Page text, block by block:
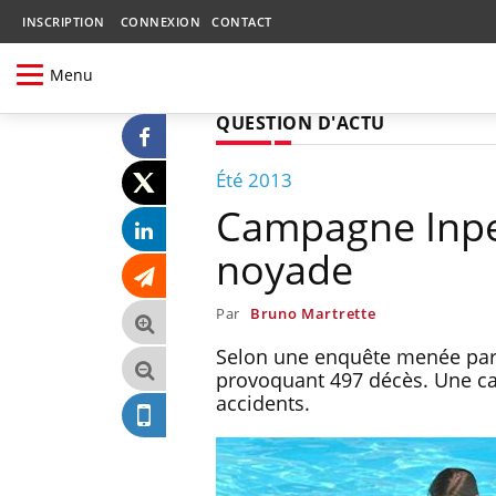
INSCRIPTION CONNEXION CONTACT
Menu
QUESTION D'ACTU
Été 2013
Campagne
noyade
Par Bruno Martrette
Selon une enquête menée
provoquant 497 décès. Une
accidents.